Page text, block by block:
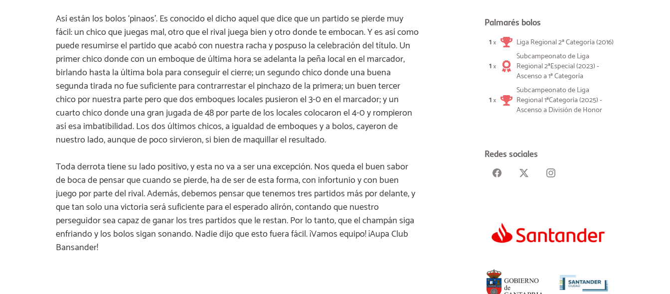
Así están los bolos ‘pinaos’. Es conocido el dicho aquel que dice que un partido se pierde muy
fácil: un chico que juegas mal, otro que el rival juega bien y otro donde te embocan. Y es así como
puede resumirse el partido que acabó con nuestra racha y pospuso la celebración del título. Un
primer chico donde con un emboque de última hora se adelanta la peña local en el marcador,
birlando hasta la última bola para conseguir el cierre; un segundo chico donde una buena
segunda tirada no fue suficiente para contrarrestar el pinchazo de la primera; un buen tercer
chico por nuestra parte pero que dos emboques locales pusieron el 3-0 en el marcador; y un
cuarto chico donde una gran jugada de 48 por parte de los locales colocaron el 4-0 y rompieron
así esa imbatibilidad. Los dos últimos chicos, a igualdad de emboques y a bolos, cayeron de
nuestro lado, aunque de poco sirvieron, si bien de maquillar el resultado.
Toda derrota tiene su lado positivo, y esta no va a ser una excepción. Nos queda el buen sabor
de boca de pensar que cuando se pierde, ha de ser de esta forma, con infortunio y con buen
juego por parte del rival. Además, debemos pensar que tenemos tres partidos más por delante, y
que tan solo una victoria será suficiente para el esperado alirón, contando que nuestro
perseguidor sea capaz de ganar los tres partidos que le restan. Por lo tanto, que el champán siga
enfriando y los bolos sigan sonando. Nadie dijo que esto fuera fácil. ¡Vamos equipo! ¡Aupa Club
Bansander!
Palmarés bolos
1× Liga Regional 2ª Categoría (2016)
1×
Subcampeonato de Liga
Regional 2ªEspecial (2023) -
Ascenso a 1ª Categoría
1×
Subcampeonato de Liga
Regional 1ªCategoría (2025) -
Ascenso a División de Honor
Redes sociales